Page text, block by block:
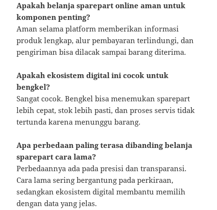
Apakah belanja sparepart online aman untuk
komponen penting?
Aman selama platform memberikan informasi
produk lengkap, alur pembayaran terlindungi, dan
pengiriman bisa dilacak sampai barang diterima.
Apakah ekosistem digital ini cocok untuk
bengkel?
Sangat cocok. Bengkel bisa menemukan sparepart
lebih cepat, stok lebih pasti, dan proses servis tidak
tertunda karena menunggu barang.
Apa perbedaan paling terasa dibanding belanja
sparepart cara lama?
Perbedaannya ada pada presisi dan transparansi.
Cara lama sering bergantung pada perkiraan,
sedangkan ekosistem digital membantu memilih
dengan data yang jelas.